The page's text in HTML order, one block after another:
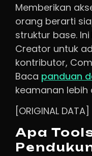
Memberikan
orang berarti
struktur base.
Creator untuk
kontributor,
Baca panduan
keamanan lebih
[ORIGINAL DATA]
Apa